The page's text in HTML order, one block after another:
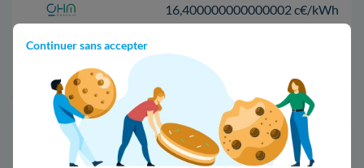
Continuer sans accepter
16,400000000000002 c€/kWh
*Prix TTC pour un forfait base d’une puissance de 6 kVA
Infos / souscriptions
(appel non surtaxé)